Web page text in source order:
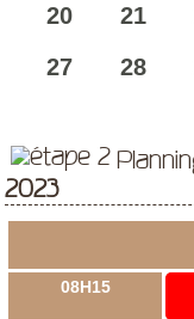
20 21
27 28
2023
08H15